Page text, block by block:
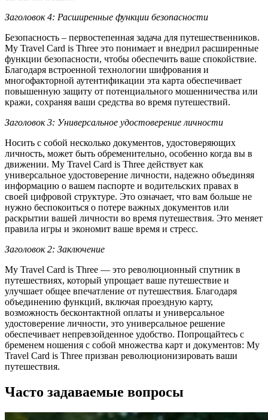
Заголовок 4: Расширенные функции безопасности
Безопасность – первостепенная задача для путешественников.
My Travel Card is Three это понимает и внедрил расширенные
функции безопасности, чтобы обеспечить ваше спокойствие.
Благодаря встроенной технологии шифрования и
многофакторной аутентификации эта карта обеспечивает
повышенную защиту от потенциального мошенничества или
кражи, сохраняя ваши средства во время путешествий.
Заголовок 3: Универсальное удостоверение личности
Носить с собой несколько документов, удостоверяющих
личность, может быть обременительно, особенно когда вы в
движении. My Travel Card is Three действует как
универсальное удостоверение личности, надежно объединяя
информацию о вашем паспорте и водительских правах в
своей цифровой структуре. Это означает, что вам больше не
нужно беспокоиться о потере важных документов или
раскрытии вашей личности во время путешествия. Это меняет
правила игры и экономит ваше время и стресс.
Заголовок 2: Заключение
My Travel Card is Three — это революционный спутник в
путешествиях, который упрощает ваше путешествие и
улучшает общее впечатление от путешествия. Благодаря
объединению функций, включая проездную карту,
возможность бесконтактной оплаты и универсальное
удостоверение личности, это универсальное решение
обеспечивает непревзойденное удобство. Попрощайтесь с
бременем ношения с собой множества карт и документов: My
Travel Card is Three призван революционизировать ваши
путешествия.
Часто задаваемые вопросы